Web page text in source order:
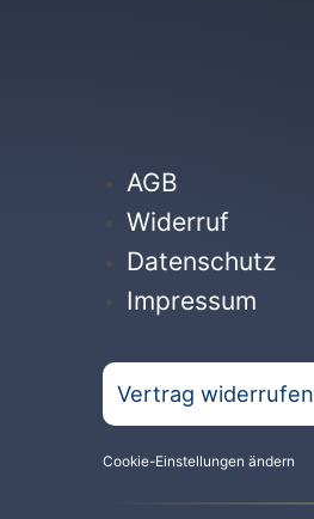
AGB
Widerruf
Datenschutz
Impressum
Vertrag widerrufen
Cookie-Einstellungen ändern